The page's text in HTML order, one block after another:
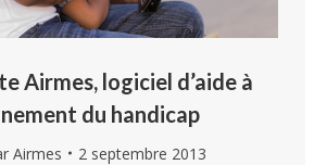
Airmes, logiciel d’aide à
du handicap
Airmes 2 septembre 2013